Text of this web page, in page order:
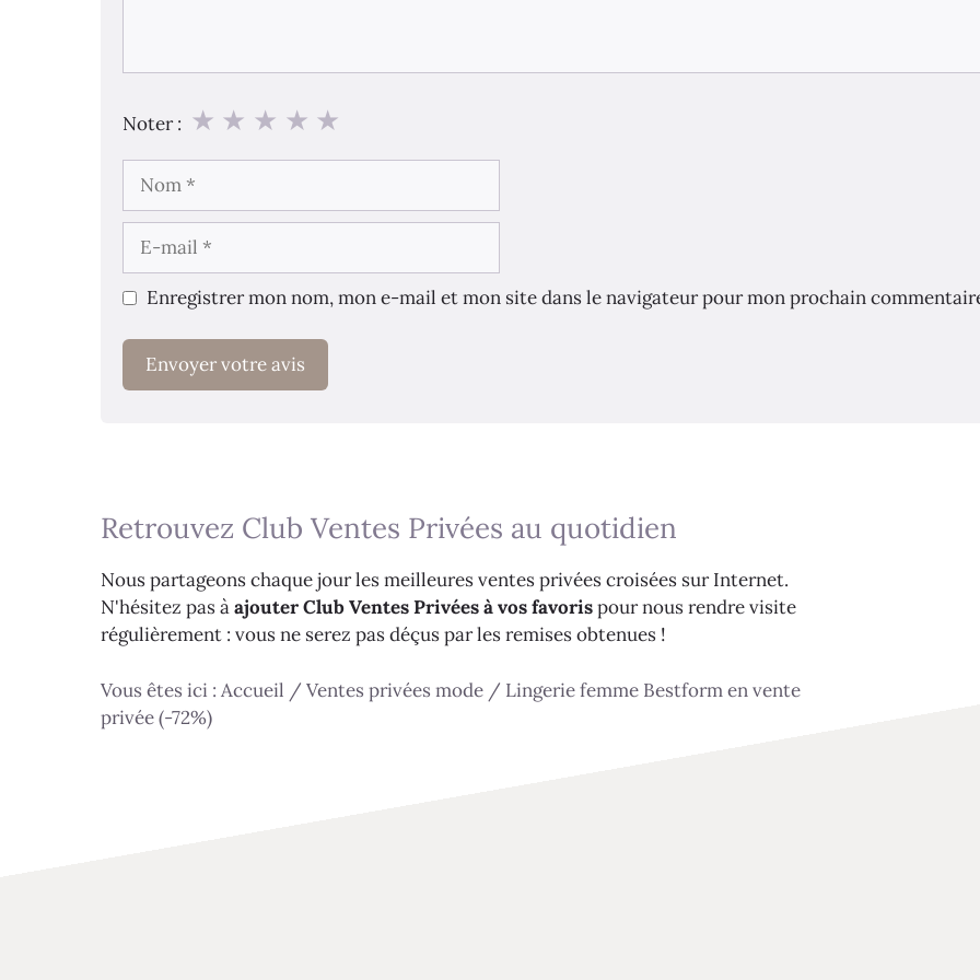
Noter : ★
★
★
★
★
mail
Enregistrer mon nom, mon e-mail et mon site dans le navigateur pour mon prochain
Retrouvez Club Ventes Privées au quotidien
Nous partageons chaque jour les meilleures ventes privées croisées sur Internet.
N'hésitez pas àajouter Club Ventes Privées à vos favorispour nous rendre visite
régulièrement : vous ne serez pas déçus par les remises obtenues !
Vous êtes ici : Accueil / Ventes privées mode / Lingerie femme Bestform en vente
privée (-72%)